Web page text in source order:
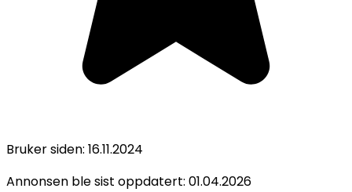
Bruker siden: 16.11.2024
Annonsen ble sist oppdatert: 01.04.2026